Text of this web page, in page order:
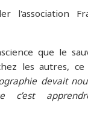
l'association
que le
les autres,
devait
c’est